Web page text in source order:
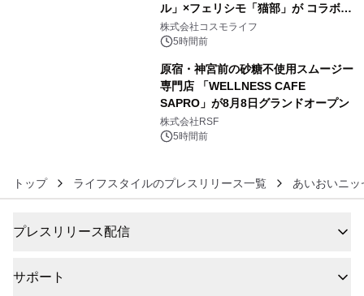
ル」×フェリシモ「猫部」が コラボキ
ャンペーンを実施
株式会社コスモライフ
5時間前
原宿・神宮前の砂糖不使用スムージー
専門店 「WELLNESS CAFE
SAPRO」が8月8日グランドオープン
株式会社RSF
5時間前
トップ ライフスタイルのプレスリリース一覧 あいおいニ
プレスリリース配信
サポート